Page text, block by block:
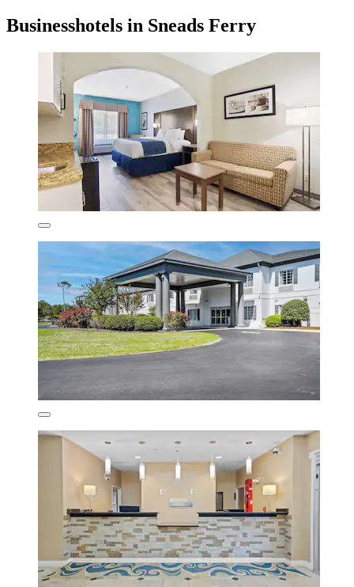
Businesshotels in Sneads Ferry